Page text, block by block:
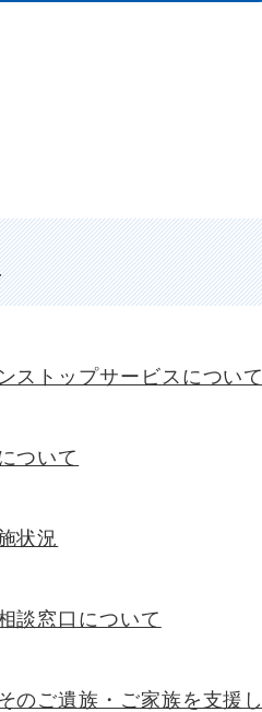
ストップサービスについて
ついて
状況
談窓口について
のご遺族・ご家族を支援し